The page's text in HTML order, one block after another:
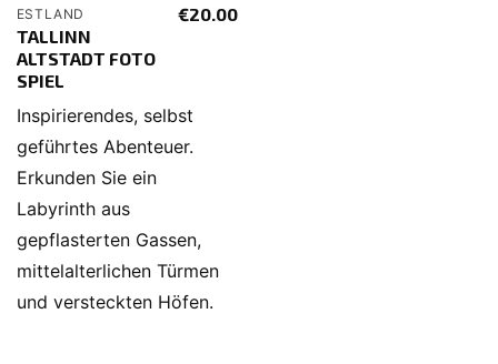
ESTLAND
TALLINN
ALTSTADT FOTO
SPIEL
€20.00
Inspirierendes, selbst
geführtes Abenteuer.
Erkunden Sie ein
Labyrinth aus
gepflasterten Gassen,
mittelalterlichen Türmen
und versteckten Höfen.